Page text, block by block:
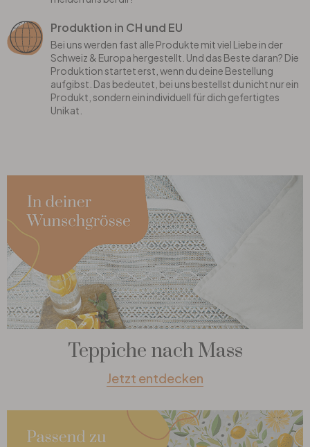
Produktion in CH und EU
Bei uns werden fast alle Produkte mit viel Liebe in der
Schweiz & Europa hergestellt. Und das Beste daran? Die
Produktion startet erst, wenn du deine Bestellung
aufgibst. Das bedeutet, bei uns bestellst du nicht nur ein
Produkt, sondern ein individuell für dich gefertigtes
Unikat.
Teppiche nach Mass
Jetzt entdecken